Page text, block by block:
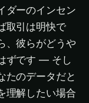
ダーのインセン
取引は明快で
、彼らがどうや
ずです — そし
たのデータだと
理解したい場合